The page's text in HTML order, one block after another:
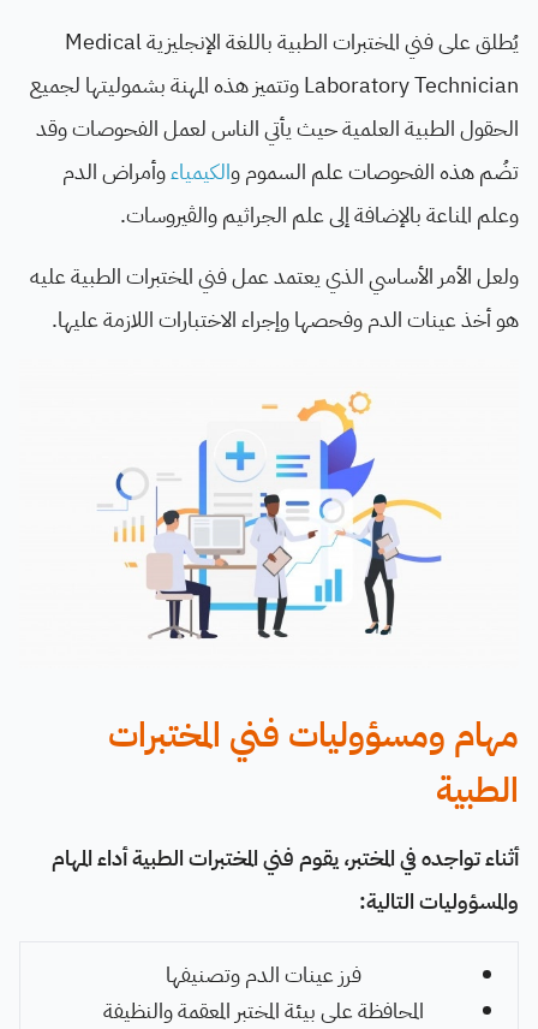
يُطلق على فني المختبرات الطبية باللغة الإنجليزية Medical
Laboratory Technician وتتميز هذه المهنة بشموليتها لجميع
الحقول الطبية العلمية حيث يأتي الناس لعمل الفحوصات وقد
تضُم هذه الفحوصات علم السموم والكيمياءوأمراض الدم
وعلم المناعة بالإضافة إلى علم الجراثيم والڤيروسات.
ولعل الأمر الأساسي الذي يعتمد عمل فني المختبرات الطبية عليه
هو أخذ عينات الدم وفحصها وإجراء الاختبارات اللازمة عليها.
مهام ومسؤوليات فني المختبرات
الطبية
أثناء تواجده في المختبر، يقوم فني المختبرات الطبية أداء المهام
والمسؤوليات التالية:
فرز عينات الدم وتصنيفها
المحافظة على بيئة المختبر المعقمة والنظيفة